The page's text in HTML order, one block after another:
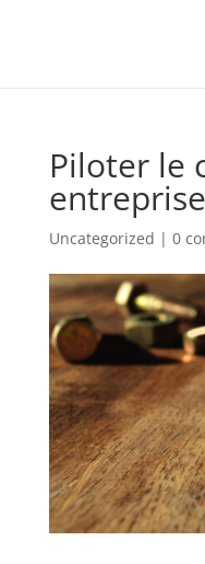
Piloter le
entreprise
Uncategorized | 0